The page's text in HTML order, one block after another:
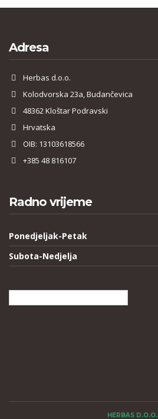
Adresa
Herbas d.o.o.
Kolodvorska 23a, Budančevica
48362 Kloštar Podravski
Hrvatska
OIB: 13103618566
+385 48 816107
Radno vrijeme
Ponedjeljak-Petak
Subota-Nedjelja
HERBAS D.O.O.